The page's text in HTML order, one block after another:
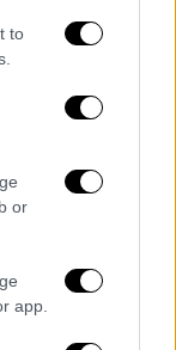
to
or
app.
το τι